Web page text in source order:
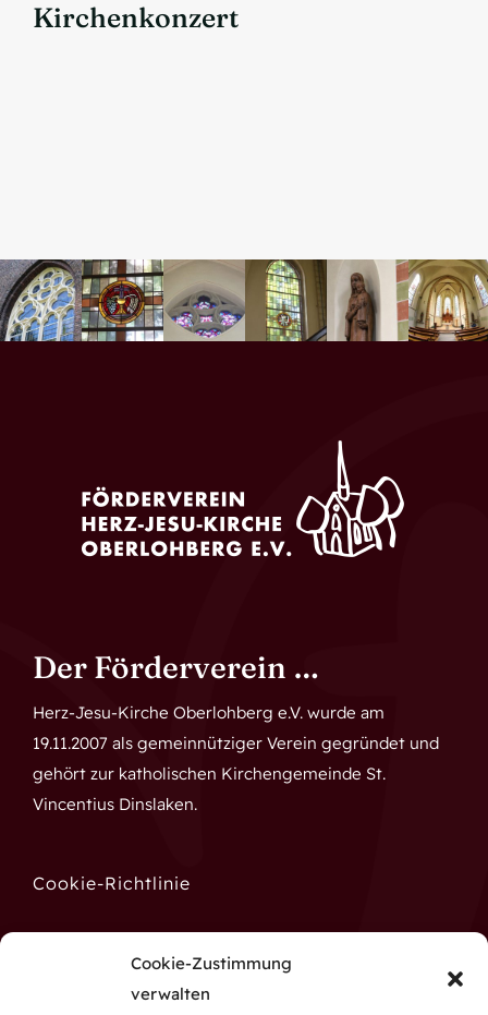
Cookie-Zustimmung
verwalten
Kirchenkonzert
Der Förderverein …
Herz-Jesu-Kirche Oberlohberg e.V. wurde am
19.11.2007 als gemeinnütziger Verein gegründet und
gehört zur katholischen Kirchengemeinde St.
Vincentius Dinslaken.
Cookie-Richtlinie